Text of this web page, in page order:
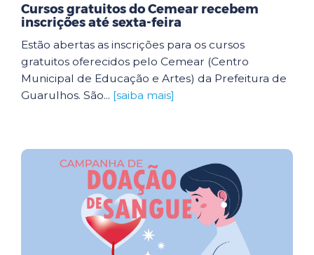
Cursos gratuitos do Cemear recebem
inscrições até sexta-feira
Estão abertas as inscrições para os cursos
gratuitos oferecidos pelo Cemear (Centro
Municipal de Educação e Artes) da Prefeitura de
Guarulhos. São... [saiba mais]